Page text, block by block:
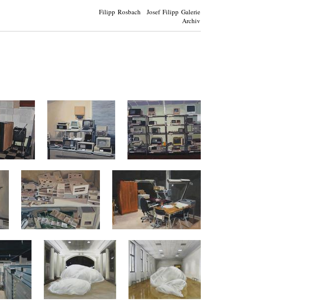
Filipp Rosbach Josef Filipp Galerie
Archiv